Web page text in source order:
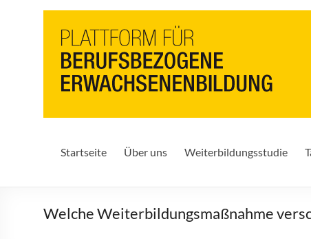
PbEB
Plattform
berufsbezogene
Startseite Über uns Weiterbildungsstudie
Welche Weiterbildungsmaßnahme